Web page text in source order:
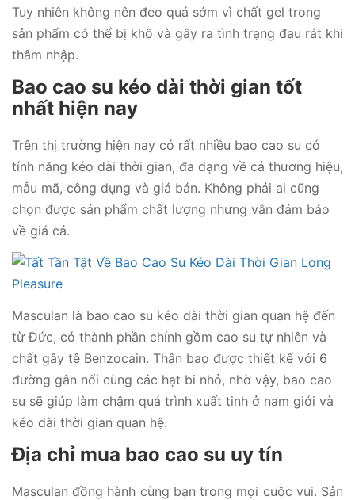
Tuy nhiên không nên đeo quá sớm vì chất gel trong
sản phẩm có thể bị khô và gây ra tình trạng đau rát khi
thâm nhập.
Bao cao su kéo dài thời gian tốt
nhất hiện nay
Trên thị trường hiện nay có rất nhiều bao cao su có
tính năng kéo dài thời gian, đa dạng về cả thương hiệu,
mẫu mã, công dụng và giá bán. Không phải ai cũng
chọn được sản phẩm chất lượng nhưng vẫn đảm bảo
về giá cả.
Masculan là bao cao su kéo dài thời gian quan hệ đến
từ Đức, có thành phần chính gồm cao su tự nhiên và
chất gây tê Benzocain. Thân bao được thiết kế với 6
đường gân nổi cùng các hạt bi nhỏ, nhờ vậy, bao cao
su sẽ giúp làm chậm quá trình xuất tinh ở nam giới và
kéo dài thời gian quan hệ.
Địa chỉ mua bao cao su uy tín
Masculan đồng hành cùng bạn trong mọi cuộc vui. Sản